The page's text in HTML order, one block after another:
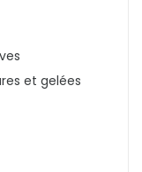
et gelées